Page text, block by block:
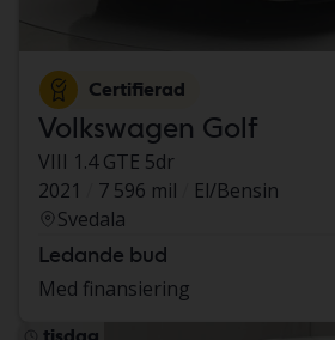
Certifierad
Volkswagen Golf
VIII 1.4 GTE 5dr
2021
7 596 mil
El/Bensin
Svedala
Ledande bud
Med finansiering